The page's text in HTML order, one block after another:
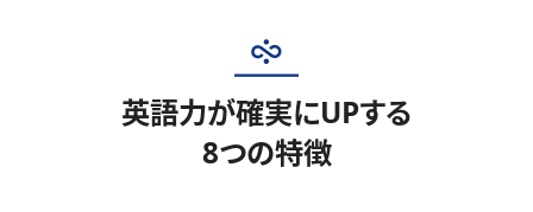
英語力が確実にUPする
8つの特徴